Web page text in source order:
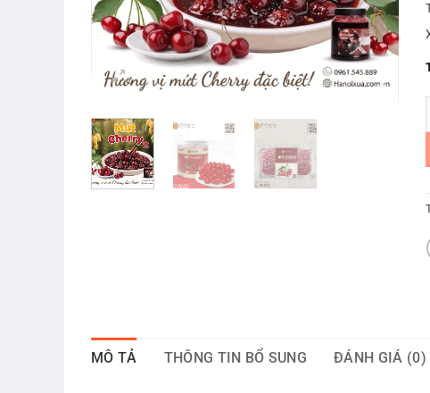
MÔ TẢ THÔNG TIN BỔ SUNG ĐÁNH GIÁ (0)